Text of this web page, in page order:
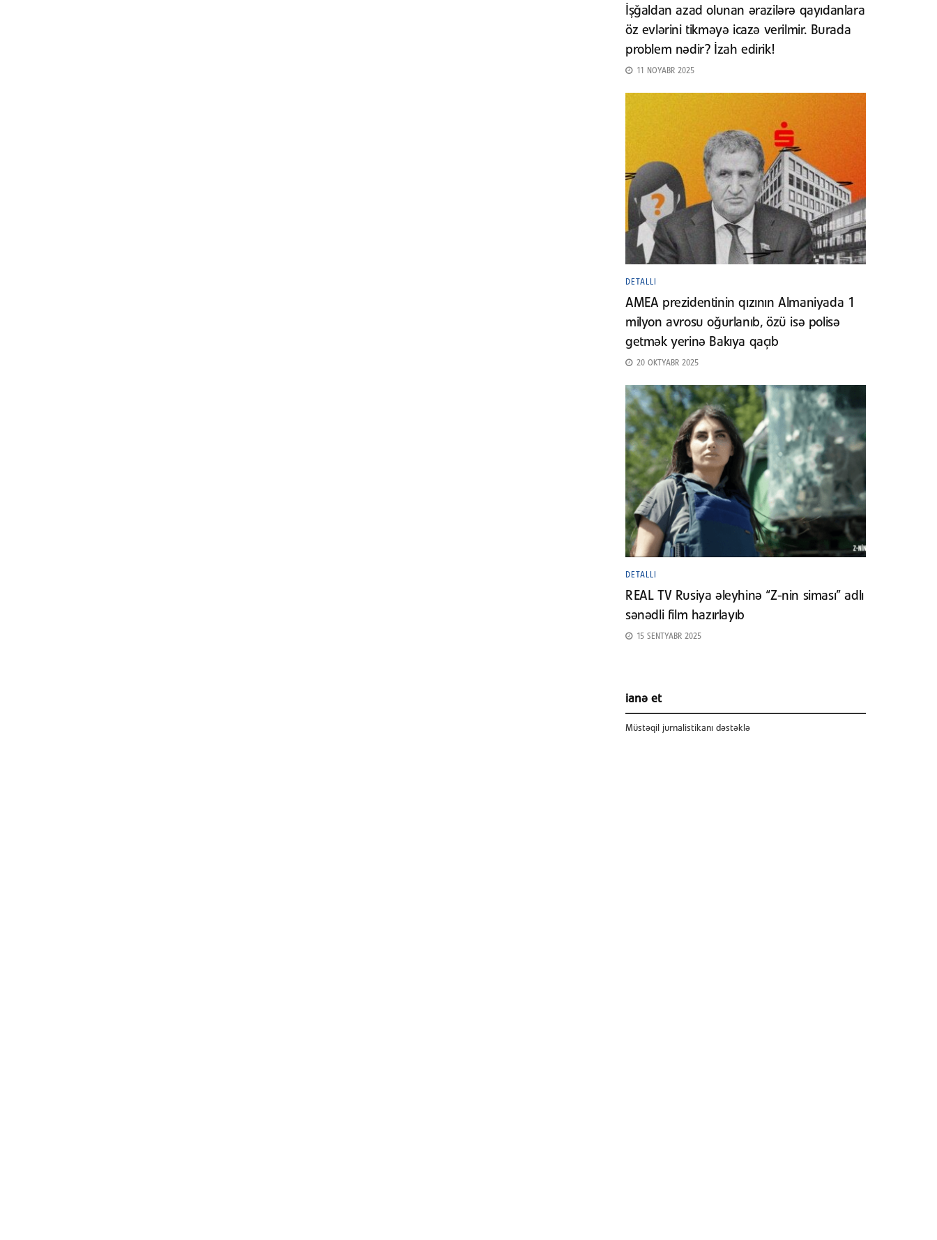
İşğaldan azad olunan ərazilərə qayıdanlara
öz evlərini tikməyə icazə verilmir. Burada
problem nədir? İzah edirik!
11 NOYABR 2025
DETALLI
AMEA prezidentinin qızının Almaniyada 1
milyon avrosu oğurlanıb, özü isə polisə
getmək yerinə Bakıya qaçıb
20 OKTYABR 2025
DETALLI
REAL TV Rusiya əleyhinə “Z-nin siması” adlı
sənədli film hazırlayıb
15 SENTYABR 2025
ianə et
Müstəqil jurnalistikanı dəstəklə